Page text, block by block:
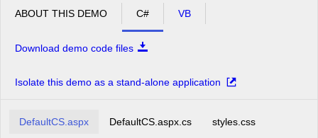
ABOUT THIS DEMO C# VB
Download demo code files
Isolate this demo as a stand-alone application
DefaultCS.aspx DefaultCS.aspx.cs styles.css